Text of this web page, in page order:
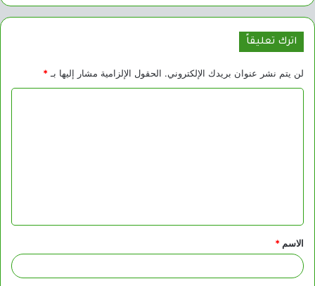
اترك تعليقاً
لن يتم نشر عنوان بريدك الإلكتروني. الحقول الإلزامية مشار إليها بـ *
ق
*
الاسم *